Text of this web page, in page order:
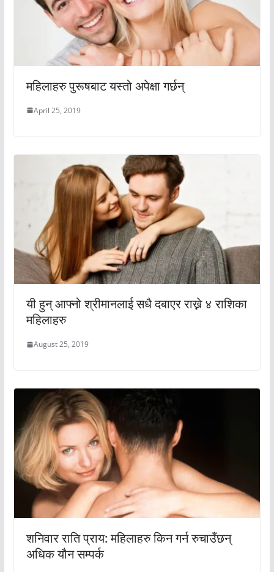
महिलाहरु पुरूषबाट यस्तो अपेक्षा गर्छन्
April 25, 2019
यी हुन् आफ्नो श्रीमानलाई सधै दबाएर राख्ने ४ राशिका
महिलाहरु
August 25, 2019
शनिवार राति प्राय: महिलाहरु किन गर्न रुचाउँछन्
अधिक यौन सम्पर्क